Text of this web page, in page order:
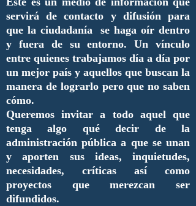
servirá de contacto y difusión para
que la ciudadanía se haga oír dentro
y fuera de su entorno. Un vínculo
entre quienes trabajamos día a día por
un mejor país y aquellos que buscan la
manera de lograrlo pero que no saben
cómo.
Queremos invitar a todo aquel que
tenga algo qué decir de la
administración pública a que se unan
y aporten sus ideas, inquietudes,
necesidades, críticas así como
proyectos que merezcan ser
difundidos.